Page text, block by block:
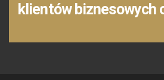
klientów biznesowych